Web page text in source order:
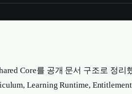
Core를 공개 문서 구조로 정리
Learning Runtime,